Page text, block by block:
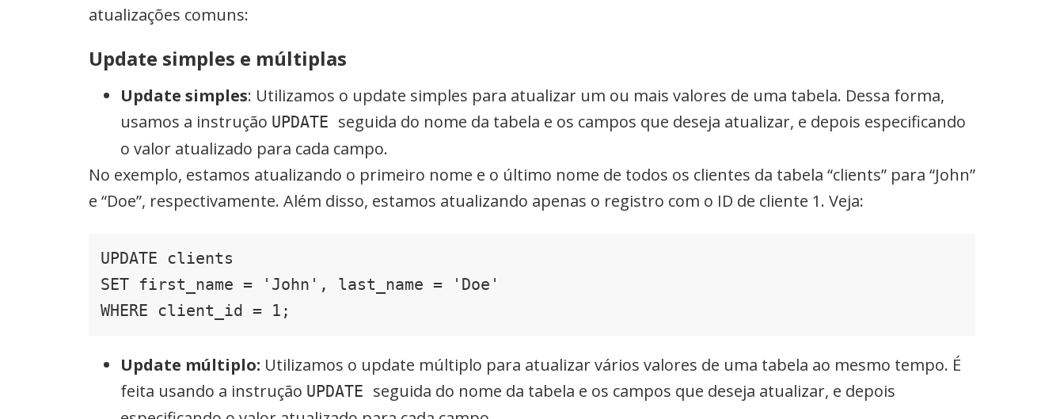
atualizações comuns:
Update simples e múltiplas
Update simples: Utilizamos o update simples para atualizar um ou mais valores de uma tabela. Dessa forma,
usamos a instrução UPDATE seguida do nome da tabela e os campos que deseja atualizar, e depois especificando
o valor atualizado para cada campo.
No exemplo, estamos atualizando o primeiro nome e o último nome de todos os clientes da tabela “clients” para “John”
e “Doe”, respectivamente. Além disso, estamos atualizando apenas o registro com o ID de cliente 1. Veja:
UPDATE clients
SET first_name = 'John', last_name = 'Doe'
Update múltiplo: Utilizamos o update múltiplo para atualizar vários valores de uma tabela ao mesmo tempo. É
feita usando a instrução UPDATE seguida do nome da tabela e os campos que deseja atualizar, e depois